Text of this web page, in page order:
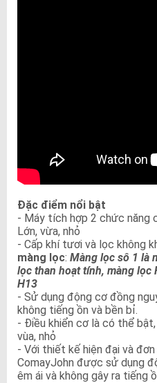
Đặc điểm nổi bật
- Máy tích hợp 2 chức năng
Lớn, vừa, nhỏ
- Cấp khí tươi và lọc không
màng lọc: Màng lọc sô 1 là
lọc than hoạt tính, màng lọc
H13
- Sử dụng động cơ đồng
không tiếng ồn và bền bỉ.
- Điều khiển cơ là có thể
vùa, nhỏ
- Với thiết kế hiện đại và
ComayJohn được sử dụng
êm ái và không gây ra tiếng